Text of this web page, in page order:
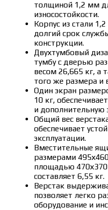
толщиной 1,2 мм
износостойкости.
Корпус из стали
долгий срок
конструкции.
Двухтумбовый
тумбу с дверью
весом 26,665 кг, а
того же размера и
Один экран
10 кг,
и дополнительную
Общий вес
обеспечивает
эксплуатации.
Вместительные
размерами
площадью
составляет 6,55 кг.
Верстак
позволяет легко
оборудование и